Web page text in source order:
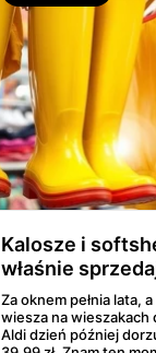
Kalosze i
właśnie
Za oknem pełnia lata,
wiesza na wieszakach
Aldi dzień później